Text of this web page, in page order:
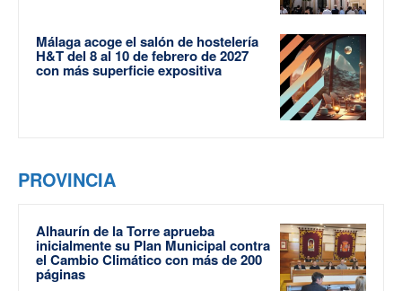
Málaga acoge el salón de hostelería
H&T del 8 al 10 de febrero de 2027
con más superficie expositiva
PROVINCIA
Alhaurín de la Torre aprueba
inicialmente su Plan Municipal contra
el Cambio Climático con más de 200
páginas